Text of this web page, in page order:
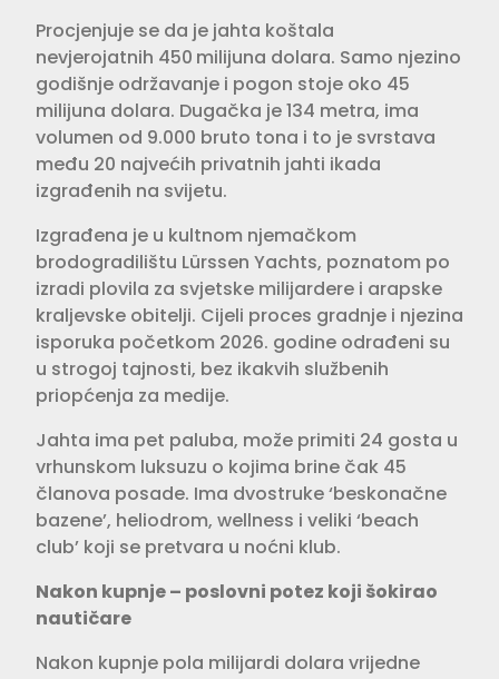
Procjenjuje se da je jahta koštala
nevjerojatnih 450 milijuna dolara. Samo njezino
godišnje održavanje i pogon stoje oko 45
milijuna dolara. Dugačka je 134 metra, ima
volumen od 9.000 bruto tona i to je svrstava
među 20 najvećih privatnih jahti ikada
izgrađenih na svijetu.
Izgrađena je u kultnom njemačkom
brodogradilištu Lürssen Yachts, poznatom po
izradi plovila za svjetske milijardere i arapske
kraljevske obitelji. Cijeli proces gradnje i njezina
isporuka početkom 2026. godine odrađeni su
u strogoj tajnosti, bez ikakvih službenih
priopćenja za medije.
Jahta ima pet paluba, može primiti 24 gosta u
vrhunskom luksuzu o kojima brine čak 45
članova posade. Ima dvostruke ‘beskonačne
bazene’, heliodrom, wellness i veliki ‘beach
club’ koji se pretvara u noćni klub.
Nakon kupnje – poslovni potez koji šokirao
nautičare
Nakon kupnje pola milijardi dolara vrijedne